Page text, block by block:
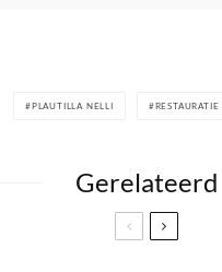
PLAUTILLA NELLI RESTAURATIE
Gerelateerd